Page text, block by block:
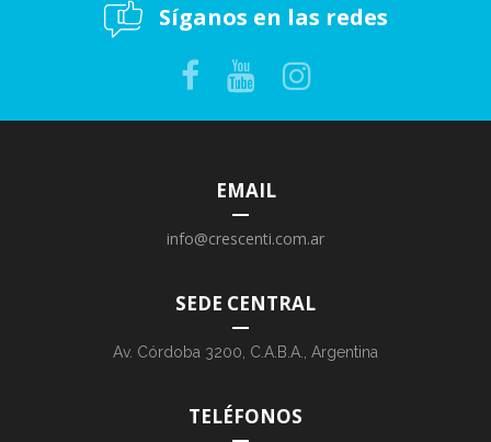
Síganos en las redes
EMAIL
info@crescenti.com.ar
SEDE CENTRAL
Av. Córdoba 3200, C.A.B.A., Argentina
TELÉFONOS